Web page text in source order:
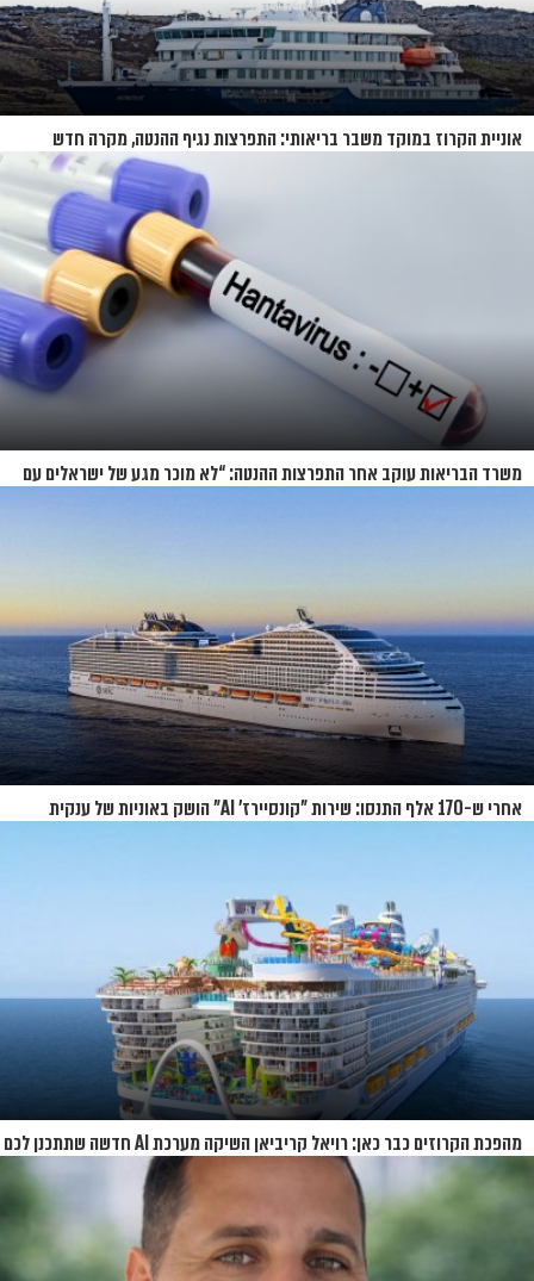
אוניית הקרוז במוקד משבר בריאותי: התפרצות נגיף ההנטה, מקרה חדש
משרד הבריאות עוקב אחר התפרצות ההנטה: “לא מוכר מגע של ישראלים עם
אחרי ש-170 אלף התנסו: שירות "קונסיירז' AI" הושק באוניות של ענקית
מהפכת הקרוזים כבר כאן: רויאל קריביאן השיקה מערכת AI חדשה שתתכנן לכם
את כל ההפלגה